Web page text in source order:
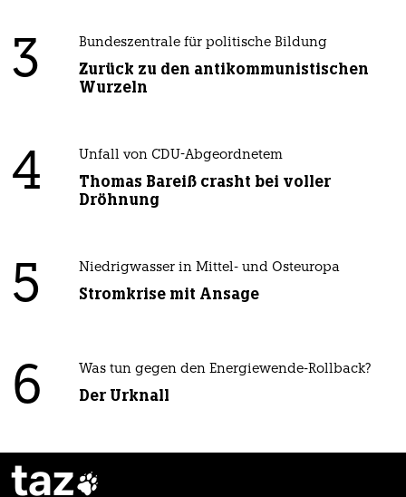
3 Bundeszentrale für politische Bildung
Zurück zu den antikommunistischen
Wurzeln
4 Unfall von CDU-Abgeordnetem
Thomas Bareiß crasht bei voller
Dröhnung
5 Niedrigwasser in Mittel- und Osteuropa
Stromkrise mit Ansage
6 Was tun gegen den Energiewende-Rollback?
Der Urknall
taz